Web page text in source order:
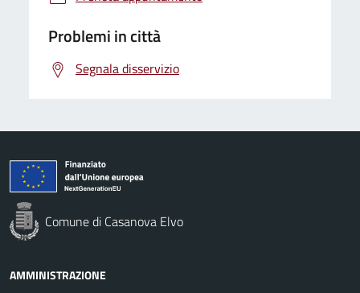
Problemi in città
Segnala disservizio
Comune di Casanova Elvo
AMMINISTRAZIONE